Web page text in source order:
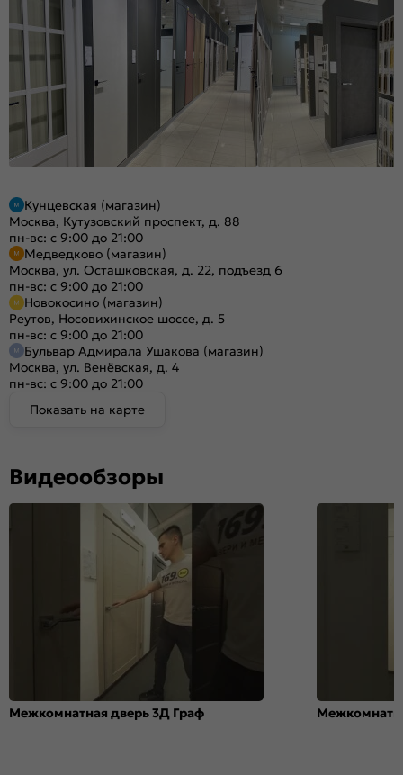
Кунцевская (магазин)
Москва, Кутузовский проспект, д. 88
пн-вс: с 9:00 до 21:00
Медведково (магазин)
Москва, ул. Осташковская, д. 22, подъезд 6
пн-вс: с 9:00 до 21:00
Новокосино (магазин)
Реутов, Носовихинское шоссе, д. 5
пн-вс: с 9:00 до 21:00
Бульвар Адмирала Ушакова (магазин)
Москва, ул. Венёвская, д. 4
пн-вс: с 9:00 до 21:00
Показать на карте
Видеообзоры
Межкомнатная дверь 3Д Граф